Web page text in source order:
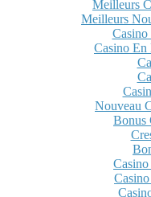
Meilleurs
Meilleurs
Casino
Nouveau
Bonus